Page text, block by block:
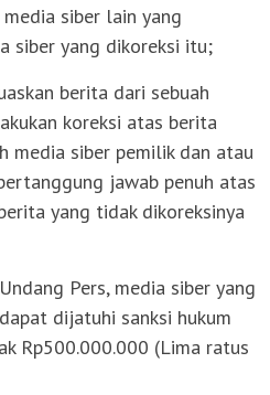
siber lain yang
siber yang dikoreksi itu;
berita dari sebuah
koreksi atas berita
media siber pemilik dan atau
jawab penuh atas
yang tidak dikoreksinya
Pers, media siber yang
dijatuhi sanksi hukum
Rp500.000.000 (Lima ratus